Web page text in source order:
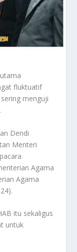
fluktuatif
menguji
Dendi
Menteri
Agama
Agama
itu sekaligus
untuk